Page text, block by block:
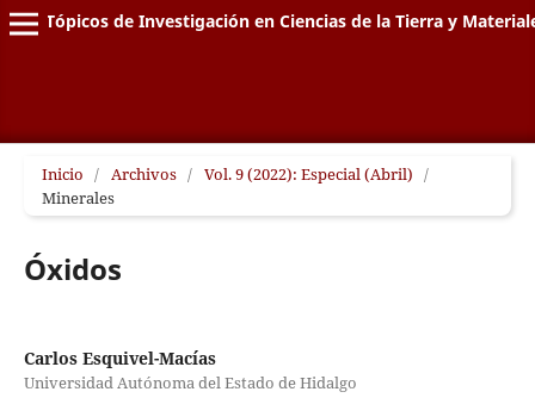
Tópicos de Investigación en Ciencias de la Tierra y
Inicio / Archivos / Vol. 9 (2022): Especial (Abril) /
Minerales
Óxidos
Carlos Esquivel-Macías
Universidad Autónoma del Estado de Hidalgo